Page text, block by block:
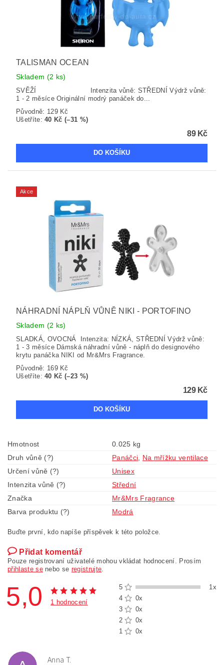
TALISMAN OCEAN
Skladem (2 ks)
SVĚŽÍ Intenzita vůně: STŘEDNÍ Výdrž vůně:
1 - 2 měsíce Originální modrý panáček do...
Původně: 129 Kč
Ušetříte:40 Kč (–31 %)
89 Kč
Akce
NÁHRADNÍ NÁPLŇ VŮNĚ NIKI - PORTOFINO
Skladem (2 ks)
SLADKÁ, OVOCNÁ Intenzita: NÍZKÁ, STŘEDNÍ Výdrž vůně:
1 - 3 měsíce Dámská náhradní vůně - náplň do designového
krytu panáčka NIKI od Mr&Mrs Fragrance.
Původně: 169 Kč
Ušetříte:40 Kč (–23 %)
129 Kč
Hmotnost
0.025 kg
Druh vůně (?)
Panáčci
Na mřížku ventilace
Určení vůně (?)
Unisex
Intenzita vůně (?)
Střední
Značka
Mr&Mrs Fragrance
Barva produktu (?)
Modrá
Buďte první, kdo napíše příspěvek k této položce.
Přidat komentář
Pouze registrovaní uživatelé mohou vkládat hodnocení. Prosím
přihlaste senebo se registrujte
5,0 1 hodnocení
5
1x
4
0x
3
0x
2
0x
1
0x
Anna T.